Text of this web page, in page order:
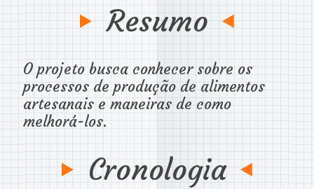
Resumo
O projeto busca conhecer sobre os
processos de produção de alimentos
artesanais e maneiras de como
melhorá-los.
Cronologia